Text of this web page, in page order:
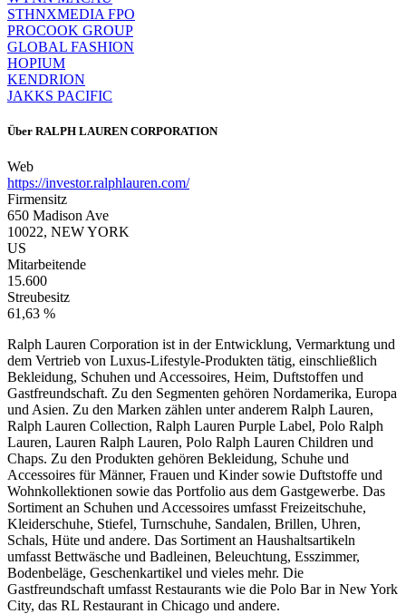
STHNXMEDIA FPO
PROCOOK GROUP
GLOBAL FASHION
HOPIUM
KENDRION
JAKKS PACIFIC
Über RALPH LAUREN CORPORATION
Web
https://investor.ralphlauren.com/
Firmensitz
650 Madison Ave
10022, NEW YORK
US
Mitarbeitende
15.600
Streubesitz
61,63 %
Ralph Lauren Corporation ist in der Entwicklung, Vermarktung und
dem Vertrieb von Luxus-Lifestyle-Produkten tätig, einschließlich
Bekleidung, Schuhen und Accessoires, Heim, Duftstoffen und
Gastfreundschaft. Zu den Segmenten gehören Nordamerika, Europa
und Asien. Zu den Marken zählen unter anderem Ralph Lauren,
Ralph Lauren Collection, Ralph Lauren Purple Label, Polo Ralph
Lauren, Lauren Ralph Lauren, Polo Ralph Lauren Children und
Chaps. Zu den Produkten gehören Bekleidung, Schuhe und
Accessoires für Männer, Frauen und Kinder sowie Duftstoffe und
Wohnkollektionen sowie das Portfolio aus dem Gastgewerbe. Das
Sortiment an Schuhen und Accessoires umfasst Freizeitschuhe,
Kleiderschuhe, Stiefel, Turnschuhe, Sandalen, Brillen, Uhren,
Schals, Hüte und andere. Das Sortiment an Haushaltsartikeln
umfasst Bettwäsche und Badleinen, Beleuchtung, Esszimmer,
Bodenbeläge, Geschenkartikel und vieles mehr. Die
Gastfreundschaft umfasst Restaurants wie die Polo Bar in New York
City, das RL Restaurant in Chicago und andere.